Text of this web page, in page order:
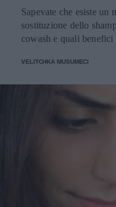
Sapevate che esiste un
sostituzione dello
cowash e quali
VELITCHKA MUSUMECI